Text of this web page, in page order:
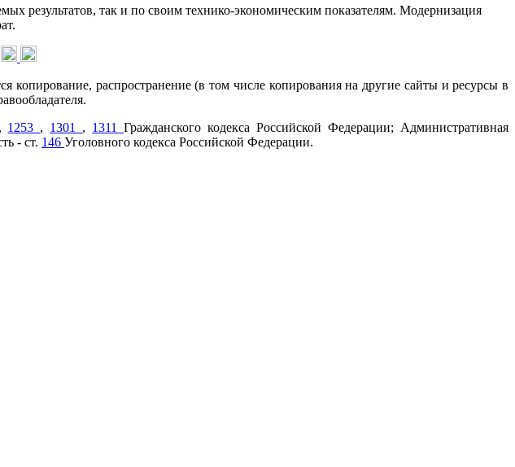
результатов, так и по своим технико-экономическим показателям. Модернизация
копирование, распространение (в том числе копирования на другие сайты и ресурсы в
, 1253 , 1301 , 1311Гражданского кодекса Российской Федерации; Административная
- ст. 146 Уголовного кодекса Российской Федерации.